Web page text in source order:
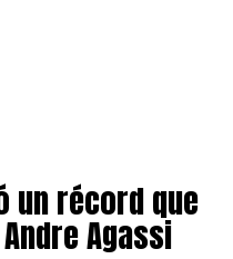
un récord que
Agassi